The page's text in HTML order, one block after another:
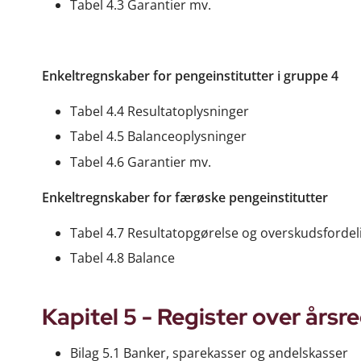
Tabel 4.3 Garantier mv.
Enkeltregnskaber for pengeinstitutter i gruppe 4
Tabel 4.4 Resultatoplysninger
Tabel 4.5 Balanceoplysninger
Tabel 4.6 Garantier mv.
Enkeltregnskaber for færøske pengeinstitutter
Tabel 4.7 Resultatopgørelse og
Tabel 4.8 Balance
Kapitel 5 - Register over
Bilag 5.1 Banker, sparekasser og andelskasser